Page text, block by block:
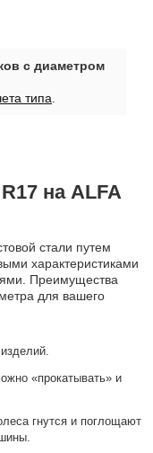
с диаметром
типа
на ALFA
стали путем
характеристиками
Преимущества
для вашего
«прокатывать» и
гнутся и поглощают